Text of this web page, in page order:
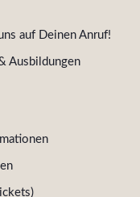
auf Deinen Anruf!
Ausbildungen